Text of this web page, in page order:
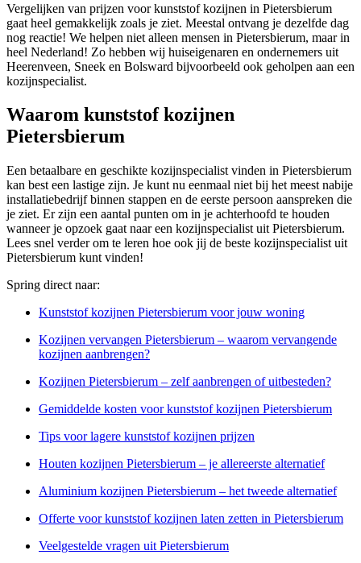
Vergelijken van prijzen voor kunststof kozijnen in Pietersbierum
gaat heel gemakkelijk zoals je ziet. Meestal ontvang je dezelfde dag
nog reactie! We helpen niet alleen mensen in Pietersbierum, maar in
heel Nederland! Zo hebben wij huiseigenaren en ondernemers uit
Heerenveen, Sneek en Bolsward bijvoorbeeld ook geholpen aan een
kozijnspecialist.
Waarom kunststof kozijnen
Pietersbierum
Een betaalbare en geschikte kozijnspecialist vinden in Pietersbierum
kan best een lastige zijn. Je kunt nu eenmaal niet bij het meest nabije
installatiebedrijf binnen stappen en de eerste persoon aanspreken die
je ziet. Er zijn een aantal punten om in je achterhoofd te houden
wanneer je opzoek gaat naar een kozijnspecialist uit Pietersbierum.
Lees snel verder om te leren hoe ook jij de beste kozijnspecialist uit
Pietersbierum kunt vinden!
Spring direct naar:
Kunststof kozijnen Pietersbierum voor jouw woning
Kozijnen vervangen Pietersbierum – waarom vervangende
kozijnen aanbrengen?
Kozijnen Pietersbierum – zelf aanbrengen of uitbesteden?
Gemiddelde kosten voor kunststof kozijnen Pietersbierum
Tips voor lagere kunststof kozijnen prijzen
Houten kozijnen Pietersbierum – je allereerste alternatief
Aluminium kozijnen Pietersbierum – het tweede alternatief
Offerte voor kunststof kozijnen laten zetten in Pietersbierum
Veelgestelde vragen uit Pietersbierum